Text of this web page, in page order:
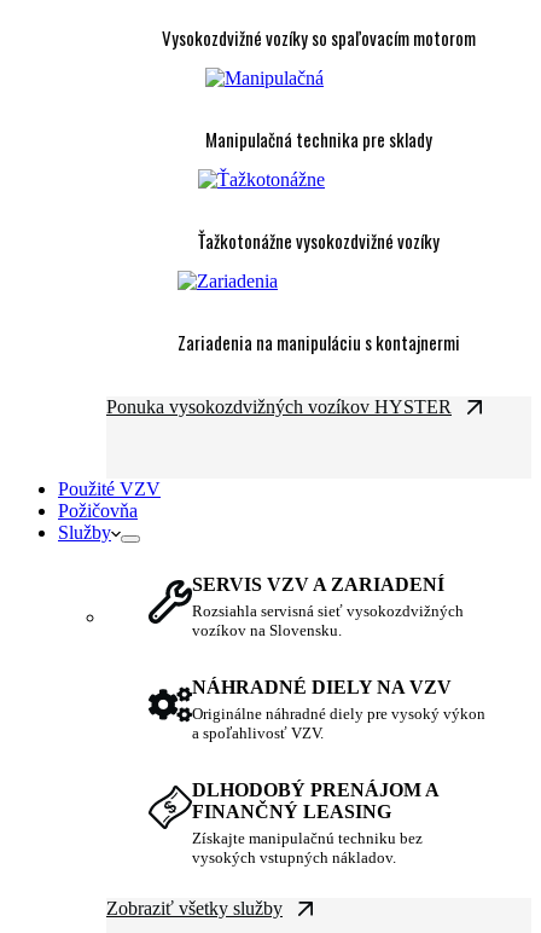
Vysokozdvižné vozíky so spaľovacím motorom
Manipulačná technika pre sklady
Ťažkotonážne vysokozdvižné vozíky
Zariadenia na manipuláciu s kontajnermi
Ponuka vysokozdvižných vozíkov HYSTER
Použité VZV
Požičovňa
Služby
SERVIS VZV A ZARIADENÍ
Rozsiahla servisná sieť vysokozdvižných
vozíkov na Slovensku.
NÁHRADNÉ DIELY NA VZV
Originálne náhradné diely pre vysoký výkon
a spoľahlivosť VZV.
DLHODOBÝ PRENÁJOM A
FINANČNÝ LEASING
Získajte manipulačnú techniku bez
vysokých vstupných nákladov.
Zobraziť všetky služby